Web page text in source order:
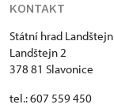
KONTAKT
Státní hrad Landštejn
Landštejn 2
378 81 Slavonice
tel.: 607 559 450